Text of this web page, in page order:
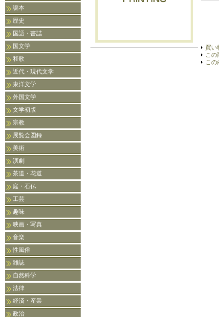
謡本
歴史
国語・書誌
国文学
和歌
近代・現代文学
東洋文学
外国文学
文学初版
宗教
展覧会図録
美術
演劇
茶道・花道
庭・石仏
工芸
趣味
映画・写真
音楽
性風俗
雑誌
自然科学
法律
経済・産業
政治
買い
この
この